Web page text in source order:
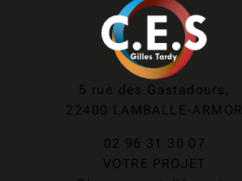
5 rue des Gastadours,
22400 LAMBALLE-ARMOR
02 96 31 30 07
VOTRE PROJET